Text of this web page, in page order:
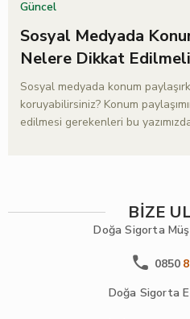
Güncel
Sosyal Medyada
Nelere Dikkat
Sosyal medyada konum
koruyabilirsiniz? Konum
edilmesi gerekenleri bu
BİZE
Doğa Sigorta
0850
Doğa Sigorta